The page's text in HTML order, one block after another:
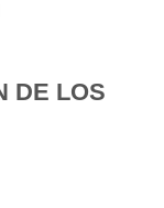
DE LOS